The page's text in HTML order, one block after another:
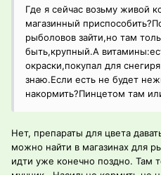
Где я сейчас возьму живой
магазинный
рыболовов зайти,но там
быть,крупный.А
окраски,покупал для
знаю.Если есть не будет
накормить?Пинцетом там
Нет, препараты для цвета
можно найти в магазинах для
идти уже конечно поздно. Там